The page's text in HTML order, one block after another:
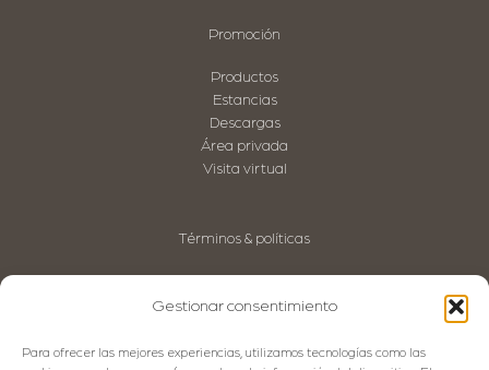
Gestionar consentimiento
Para ofrecer las mejores experiencias, utilizamos tecnologías como las
Promoción
Productos
Estancias
Descargas
Área privada
Visita virtual
Términos & políticas
Política de privacidad
Política de Calidad